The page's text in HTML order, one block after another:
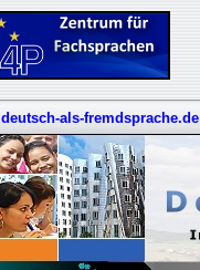
deutsch-als-fremdsprache.de